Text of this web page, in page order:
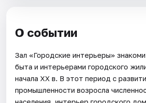
О событии
Зал «Городские интерьеры»
быта и интерьерами городского
начала XX в. В этот период с
промышленности возросла